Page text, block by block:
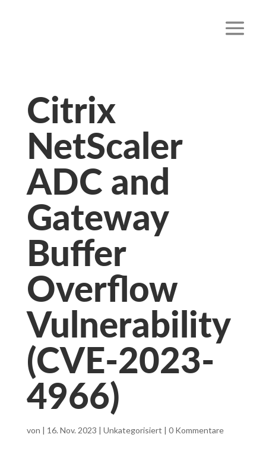
Citrix
NetScaler
ADC and
Gateway
Buffer
Overflow
Vulnerability
(CVE-2023-
4966)
von | 16. Nov. 2023 | Unkategorisiert | 0 Kommentare